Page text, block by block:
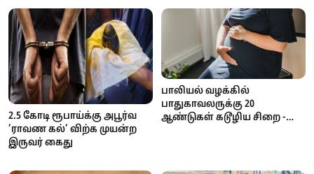
நுவரெலியா
பாடசாலைகளுக்கு விடுமுறை
2.5 கோடி ரூபாய்க்கு அபூர்வ
’ராவண கல்’ விற்க முயன்ற
இருவர் கைது
பாலியல் வழக்கில்
பாதுகாவலருக்கு 20
ஆண்டுகள் கடூழிய சிறை -